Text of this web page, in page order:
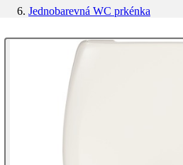
Jednobarevná WC prkénka